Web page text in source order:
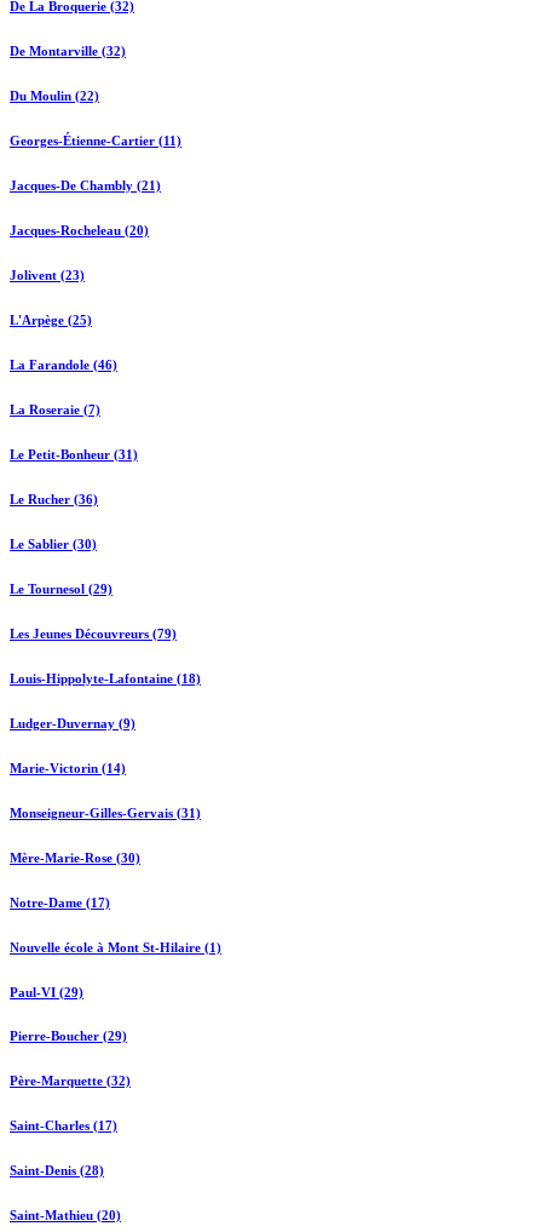
De La Broquerie (32)
De Montarville (32)
Du Moulin (22)
Georges-Étienne-Cartier (11)
Jacques-De Chambly (21)
Jacques-Rocheleau (20)
Jolivent (23)
L'Arpège (25)
La Farandole (46)
La Roseraie (7)
Le Petit-Bonheur (31)
Le Rucher (36)
Le Sablier (30)
Le Tournesol (29)
Les Jeunes Découvreurs (79)
Louis-Hippolyte-Lafontaine (18)
Ludger-Duvernay (9)
Marie-Victorin (14)
Monseigneur-Gilles-Gervais (31)
Mère-Marie-Rose (30)
Notre-Dame (17)
Nouvelle école à Mont St-Hilaire (1)
Paul-VI (29)
Pierre-Boucher (29)
Père-Marquette (32)
Saint-Charles (17)
Saint-Denis (28)
Saint-Mathieu (20)